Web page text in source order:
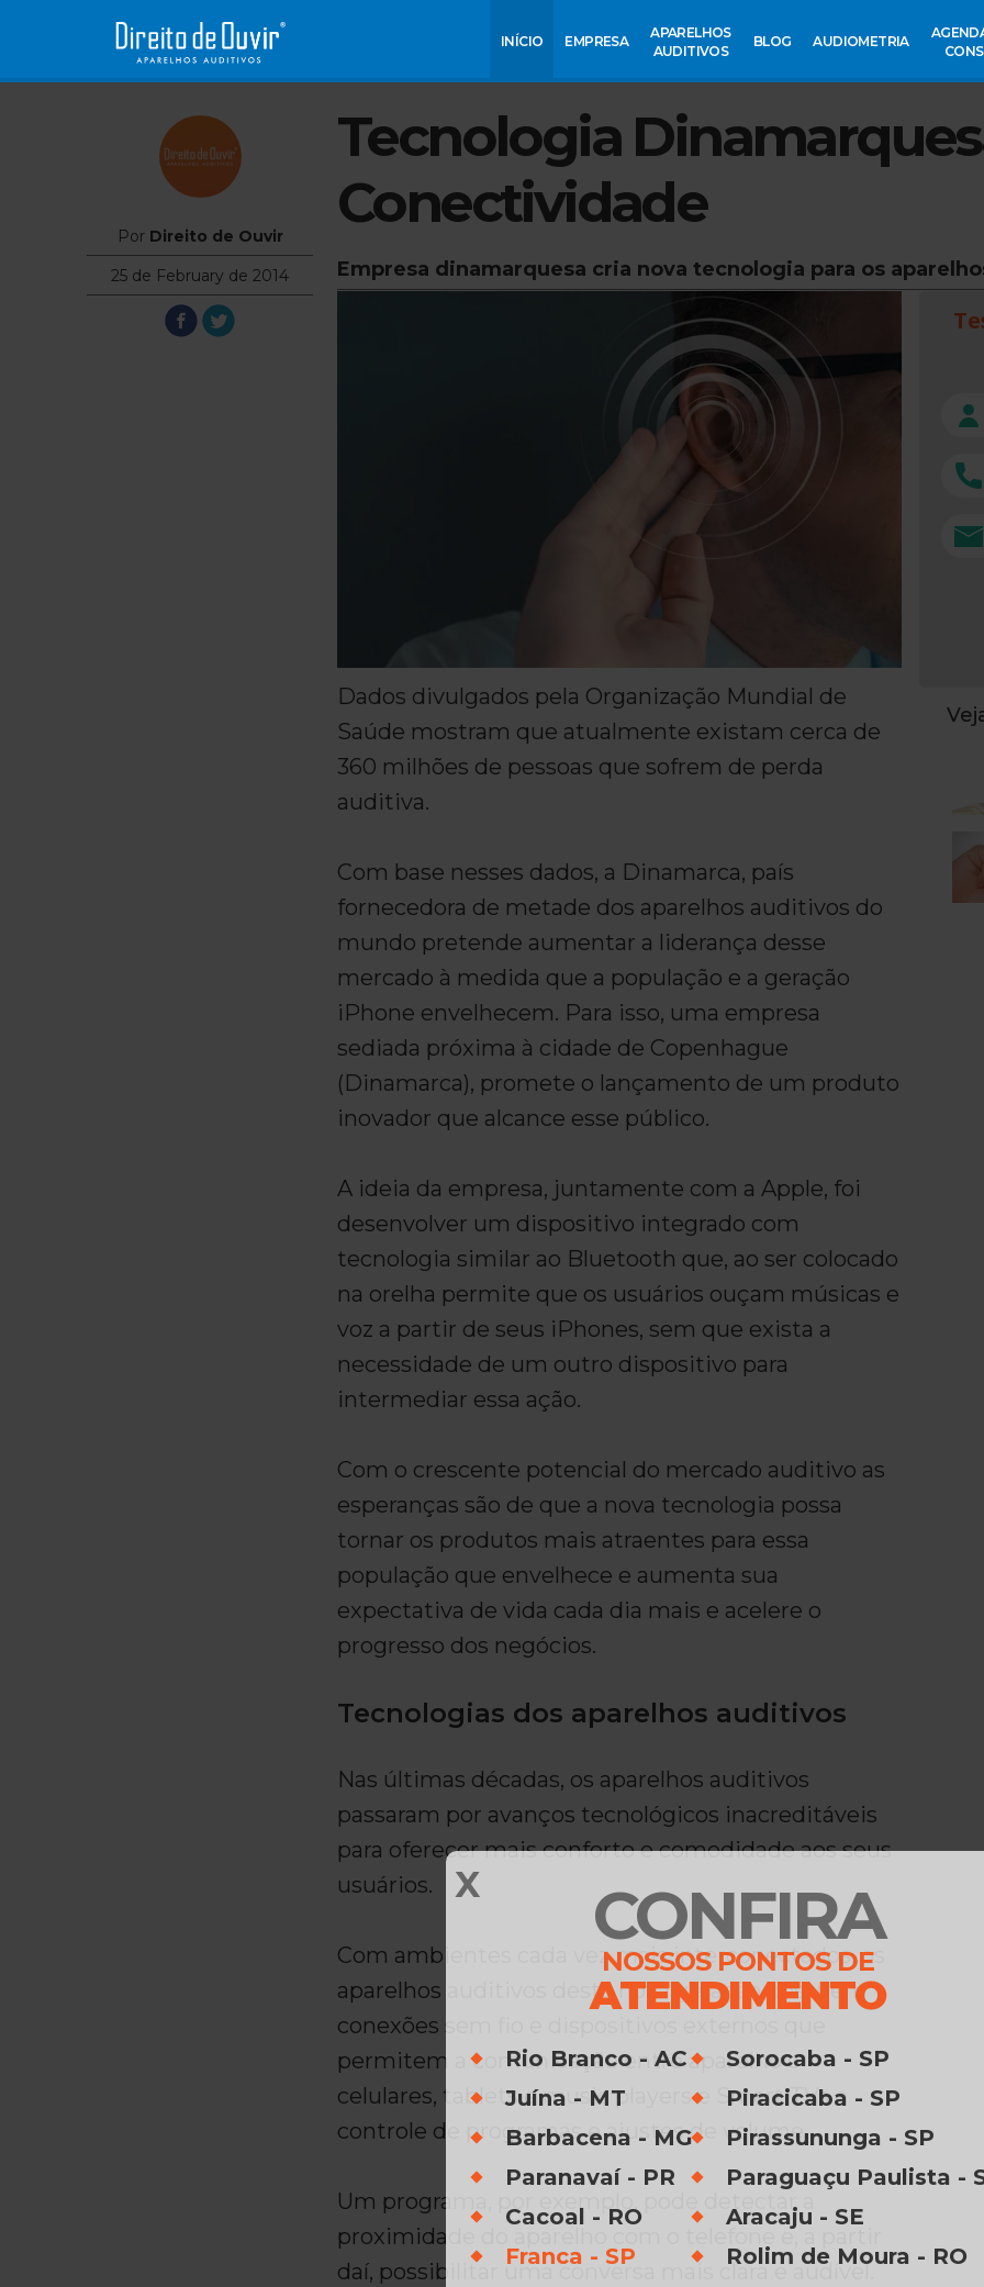
INÍCIO EMPRESA
APARELHOS
AUDITIVOS
BLOG AUDIOMETRIA
X CONFIRA
NOSSOS PONTOS DE
ATENDIMENTO
Rio Branco - AC
Juína - MT
Barbacena - MG
Paranavaí - PR
Cacoal - RO
Franca - SP
Sorocaba - SP
Piracicaba - SP
Pirassununga - SP
Paraguaçu Paulista -
Aracaju - SE
Rolim de Moura - RO
Por Direito de Ouvir
25 de February de 2014
Tecnologia
Conectividade
Empresa dinamarquesa cria nova tecnologia para os
Dados divulgados pela Organização Mundial de
Saúde mostram que atualmente existam cerca de
360 milhões de pessoas que sofrem de perda
auditiva.
Com base nesses dados, a Dinamarca, país
fornecedora de metade dos aparelhos auditivos do
mundo pretende aumentar a liderança desse
mercado à medida que a população e a geração
iPhone envelhecem. Para isso, uma empresa
sediada próxima à cidade de Copenhague
(Dinamarca), promete o lançamento de um produto
inovador que alcance esse público.
A ideia da empresa, juntamente com a Apple, foi
desenvolver um dispositivo integrado com
tecnologia similar ao Bluetooth que, ao ser colocado
na orelha permite que os usuários ouçam músicas e
voz a partir de seus iPhones, sem que exista a
necessidade de um outro dispositivo para
intermediar essa ação.
Com o crescente potencial do mercado auditivo as
esperanças são de que a nova tecnologia possa
tornar os produtos mais atraentes para essa
população que envelhece e aumenta sua
expectativa de vida cada dia mais e acelere o
progresso dos negócios.
Tecnologias dos aparelhos auditivos
Nas últimas décadas, os aparelhos auditivos
passaram por avanços tecnológicos inacreditáveis
para oferecer mais conforto e comodidade aos seus
usuários.
Com ambientes cada vez mais interconectados, os
aparelhos auditivos desta nova geração possuem
conexões sem fio e dispositivos externos que
permitem a comunicação entre aparelho e
celulares, tablets e music players e Smart TVs e
controle de programas e ajustes de volume.
Um programa, por exemplo, pode detectar a
proximidade do aparelho com o telefone e, a partir
daí, possibilitar uma conversa mais clara e audível.